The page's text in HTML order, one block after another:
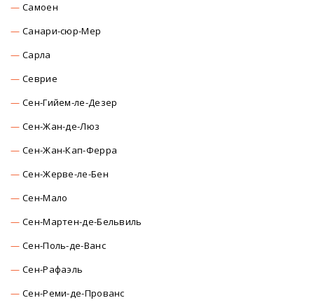
Самоен
Санари-сюр-Мер
Сарла
Севрие
Сен-Гийем-ле-Дезер
Сен-Жан-де-Люз
Сен-Жан-Кап-Ферра
Сен-Жерве-ле-Бен
Сен-Мало
Сен-Мартен-де-Бельвиль
Сен-Поль-де-Ванс
Сен-Рафаэль
Сен-Реми-де-Прованс